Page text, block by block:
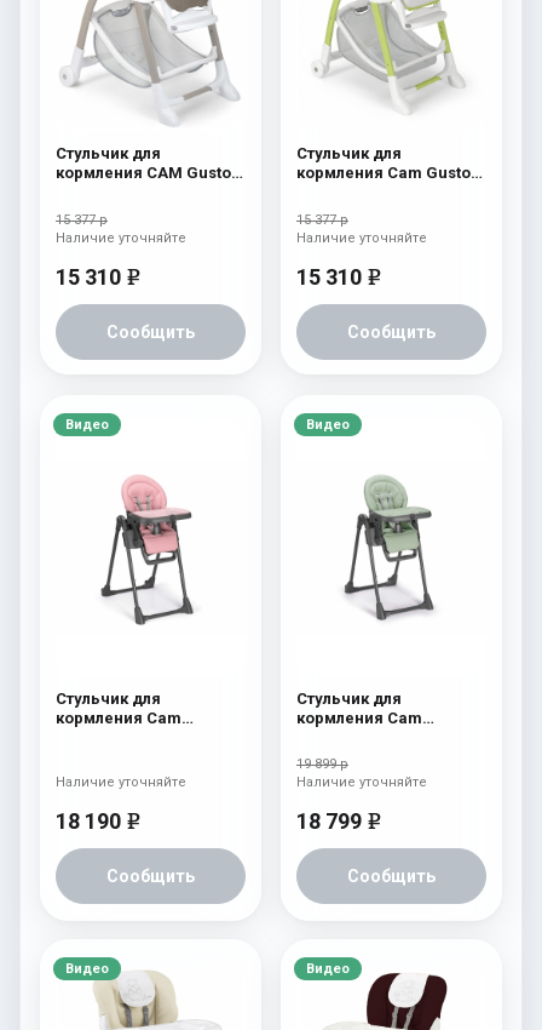
Стульчик для
кормления CAM Gusto
15 377 р
15 310 e
Сообщить
Наличие уточняйте
Стульчик для
кормления Cam Gusto
15 377 р
15 310 e
Сообщить
Наличие уточняйте
Видео
Стульчик для
кормления Cam
18 190 e
Сообщить
Наличие уточняйте
Видео
Стульчик для
кормления Cam
мятный
19 899 р
18 799 e
Сообщить
Наличие уточняйте
Видео Видео